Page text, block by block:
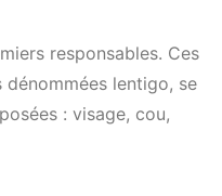
responsables. Ces
lentigo, se
: visage, cou,